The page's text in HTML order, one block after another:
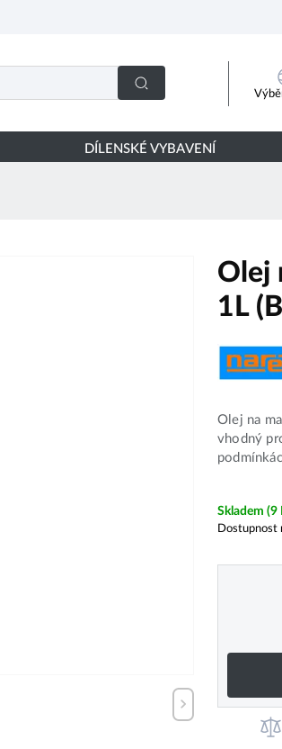
DÍLENSKÉ VYBAVENÍ
Olej
1L
Olej na
vhodný
Skladem (9
Dostupnost